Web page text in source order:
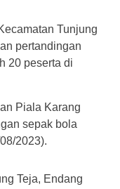
Tunjung
pertandingan
20 peserta di
Piala Karang
sepak bola
2023).
Teja, Endang